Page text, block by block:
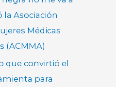
la Asociación
Médicas
(ACMMA)
que convirtió el
para